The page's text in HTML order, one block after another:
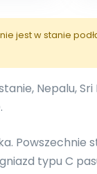
jest w stanie
Nepalu,
Powszechnie
typu C